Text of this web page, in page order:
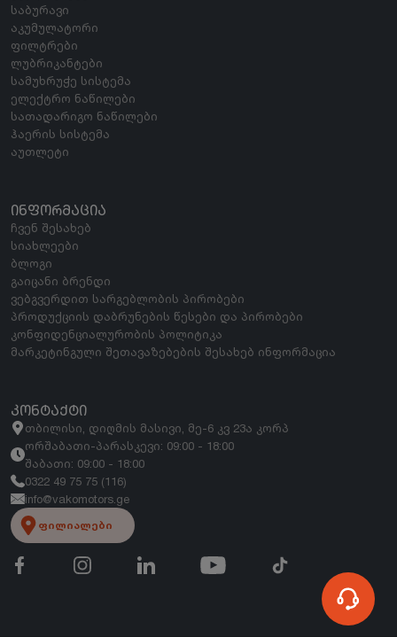
საბურავი
აკუმულატორი
ფილტრები
ლუბრიკანტები
სამუხრუჭე სისტემა
ელექტრო ნაწილები
სათადარიგო ნაწილები
ჰაერის სისტემა
აუთლეტი
ᲘᲜᲤᲝᲠᲛᲐᲪᲘᲐ
ჩვენ შესახებ
სიახლეები
ბლოგი
გაიცანი ბრენდი
ვებგვერდით სარგებლობის პირობები
პროდუქციის დაბრუნების წესები და პირობები
კონფიდენციალურობის პოლიტიკა
მარკეტინგული შეთავაზებების შესახებ ინფორმაცია
ᲙᲝᲜᲢᲐᲥᲢᲘ
თბილისი, დიღმის მასივი, მე-6 კვ 23ა კორპ
ორშაბათი-პარასკევი: 09:00 - 18:00
შაბათი: 09:00 - 18:00
0322 49 75 75 (116)
info@vakomotors.ge
ფილიალები